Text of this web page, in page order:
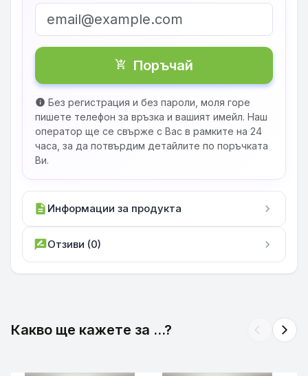
shopping_cart_checkout Поръчай
info Без регистрация и без пароли, моля горе
пишете телефон за връзка и вашият имейл. Наш
оператор ще се свърже с Вас в рамките на 24
часа, за да потвърдим детайлите по поръчката
Ви.
description Информации за продукта chevron_right
rate_reviewОтзиви (0) chevron_right
Какво ще кажете за ...? arrow_back_ios arrow_forward_ios